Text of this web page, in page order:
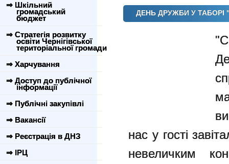
⇒ Шкільний
громадський
бюджет
⇒ Стратегія розвитку
освіти Чернігівської
територіальної громади
⇒ Харчування
⇒ Доступ до публічної
інформації
⇒ Публічні закупівлі
⇒ Вакансії
⇒ Реєстрація в ДНЗ
⇒ ІРЦ
ДЕНЬ ДРУЖБИ У ТАБОРІ
нас у гості
невеличким